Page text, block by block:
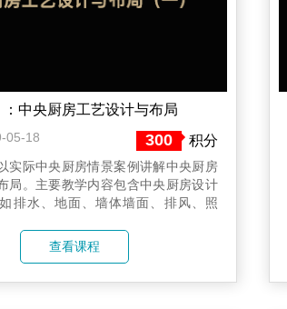
中央厨房工艺设计与布局
05-18 300 积分
实际中央厨房情景案例讲解中央厨房
局。主要教学内容包含中央厨房设计
排水、地面、墙体墙面、排风、照
车间等。查看课程